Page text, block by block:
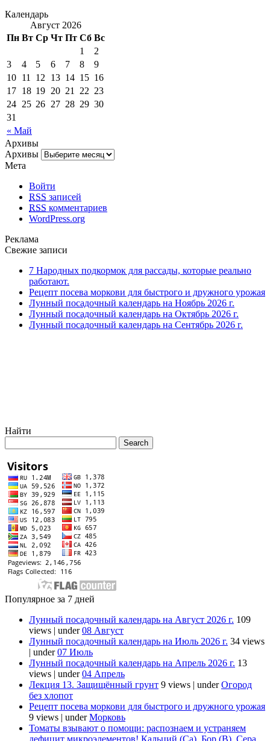
Календарь
Август 2026
Пн Вт Ср Чт Пт Сб Вс
« Май
1
2
3
4 5 6 7 8
9
10 11 12 13 14 15 16
17 18 19 20 21 22 23
24 25 26 27 28 29 30
31
Архивы
Архивы
Мета
Войти
RSS записей
RSS комментариев
WordPress.org
Реклама
Свежие записи
7 Народных подкормок для рассады, которые реально
работают.
Рецепт посева моркови для быстрого и дружного урожая
Лунный посадочный календарь на Ноябрь 2026 г.
Лунный посадочный календарь на Октябрь 2026 г.
Лунный посадочный календарь на Сентябрь 2026 г.
Найти
Популярное за 7 дней
Лунный посадочный календарь на Август 2026 г. 109
views | under08 Август
Лунный посадочный календарь на Июль 2026 г. 34 views
| under07 Июль
Лунный посадочный календарь на Апрель 2026 г. 13
views | under04 Апрель
Лекция 13. Защищённый грунт 9 views | underОгород
без хлопот
Рецепт посева моркови для быстрого и дружного урожая
9 views | underМорковь
Томаты взывают о помощи: распознаем и устраняем